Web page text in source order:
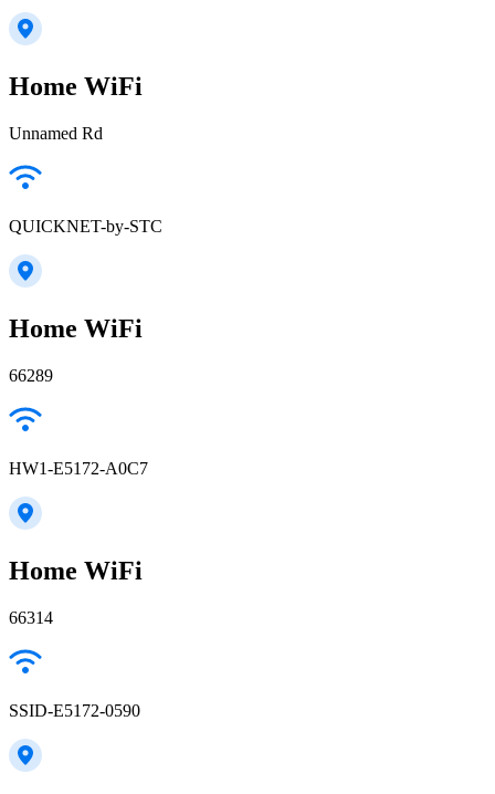
Home WiFi
Unnamed Rd
QUICKNET-by-STC
Home WiFi
66289
HW1-E5172-A0C7
Home WiFi
66314
SSID-E5172-0590